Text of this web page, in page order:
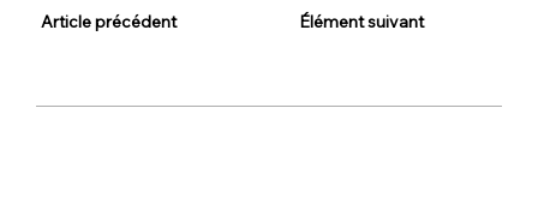
Article précédent Élément suivant